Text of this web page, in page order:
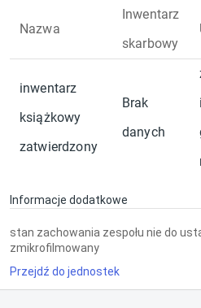
Nazwa
Inwentarz
skarbowy
inwentarz
książkowy
zatwierdzony
Brak
danych
Informacje dodatkowe
stan zachowania zespołu nie do
zmikrofilmowany
Przejdź do jednostek